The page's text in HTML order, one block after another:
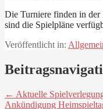
Die Turniere finden in
sind die Spielpläne
Veröffentlicht in:
← Aktuelle
Ankündigung